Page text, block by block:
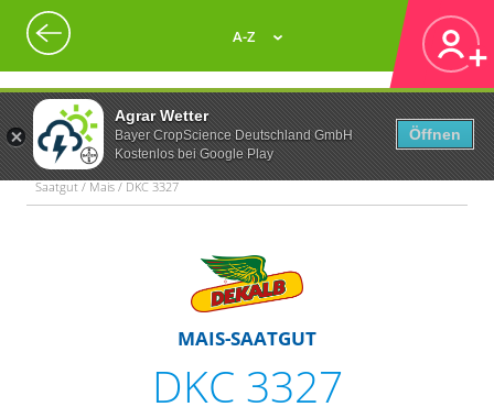
Agrar Wetter
Bayer CropScience Deutschland GmbH
Kostenlos bei Google Play
Öffnen
A-Z
Saatgut / Mais / DKC 3327
MAIS-SAATGUT
DKC 3327